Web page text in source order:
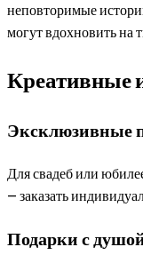
неповторимые
могут вдохновить на
Креативные
Эксклюзивные
Для свадеб или
– заказать
Подарки с